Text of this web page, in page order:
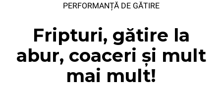
PERFORMANȚĂ DE GĂTIRE
Fripturi, gătire la
abur, coaceri și mult
mai mult!